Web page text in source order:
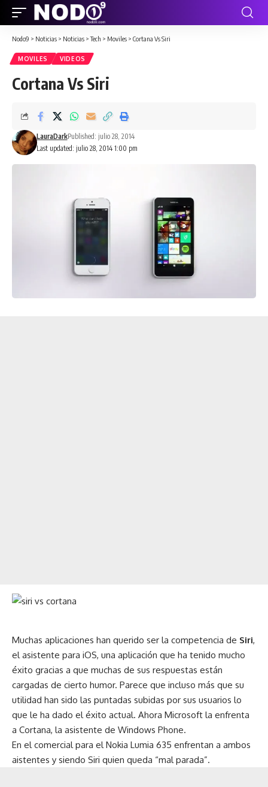
Nodo9 > Noticias > Noticias >Tech > Moviles > Cortana Vs Siri
MOVILES VIDEOS
Cortana Vs Siri
Last updated: julio 28, 2014 1:00 pm
LauraDarkPublished: julio 28, 2014
Muchas aplicaciones han querido ser la competencia de Siri,
el asistente para iOS, una aplicación que ha tenido mucho
éxito gracias a que muchas de sus respuestas están
cargadas de cierto humor. Parece que incluso más que su
utilidad han sido las puntadas subidas por sus usuarios lo
que le ha dado el éxito actual. Ahora Microsoft la enfrenta
a Cortana, la asistente de Windows Phone.
En el comercial para el Nokia Lumia 635 enfrentan a ambos
aistentes y siendo Siri quien queda “mal parada”.